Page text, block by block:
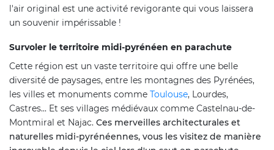
l'air original est une activité revigorante qui vous laissera
un souvenir impérissable !
Survoler le territoire midi-pyrénéen en parachute
Cette région est un vaste territoire qui offre une belle
diversité de paysages, entre les montagnes des Pyrénées,
les villes et monuments comme Toulouse, Lourdes,
Castres... Et ses villages médiévaux comme Castelnau-de-
Montmiral et Najac. Ces merveilles architecturales et
naturelles midi-pyrénéennes, vous les visitez de manière